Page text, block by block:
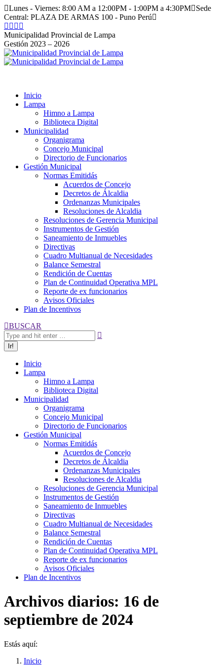
Saltar
al
contenido
Lunes - Viernes: 8:00 AM a 12:00PM - 1:00PM a 4:30PM
Sede
Central: PLAZA DE ARMAS 100 - Puno Perú
Facebook
page
opens
in
new
Instagram
page
opens
in
new
YouTube
page
opens
in
new
page
opens
in
new
Municipalidad Provincial de Lampa
Gestión 2023 – 2026
Inicio
Lampa
Himno a Lampa
Biblioteca Digital
Municipalidad
Organigrama
Concejo Municipal
Directorio de Funcionarios
Gestión Municipal
Normas Emitidás
Acuerdos de Concejo
Decretos de Álcaldia
Ordenanzas Municipales
Resoluciones de Alcaldia
Resoluciones de Gerencia Municipal
Instrumentos de Gestión
Saneamiento de Inmuebles
Directivas
Cuadro Multianual de Necesidades
Balance Semestral
Rendición de Cuentas
Plan de Continuidad Operativa MPL
Reporte de ex funcionarios
Avisos Oficiales
Plan de Incentivos
Buscar:
BUSCAR
Inicio
Lampa
Himno a Lampa
Biblioteca Digital
Municipalidad
Organigrama
Concejo Municipal
Directorio de Funcionarios
Gestión Municipal
Normas Emitidás
Acuerdos de Concejo
Decretos de Álcaldia
Ordenanzas Municipales
Resoluciones de Alcaldia
Resoluciones de Gerencia Municipal
Instrumentos de Gestión
Saneamiento de Inmuebles
Directivas
Cuadro Multianual de Necesidades
Balance Semestral
Rendición de Cuentas
Plan de Continuidad Operativa MPL
Reporte de ex funcionarios
Avisos Oficiales
Plan de Incentivos
Archivos diarios: 16 de
septiembre de 2024
Estás aquí:
Inicio